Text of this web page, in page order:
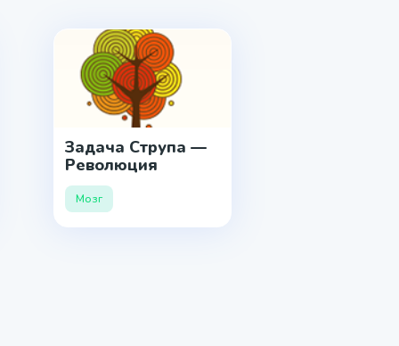
Задача Струпа —
Революция
Мозг